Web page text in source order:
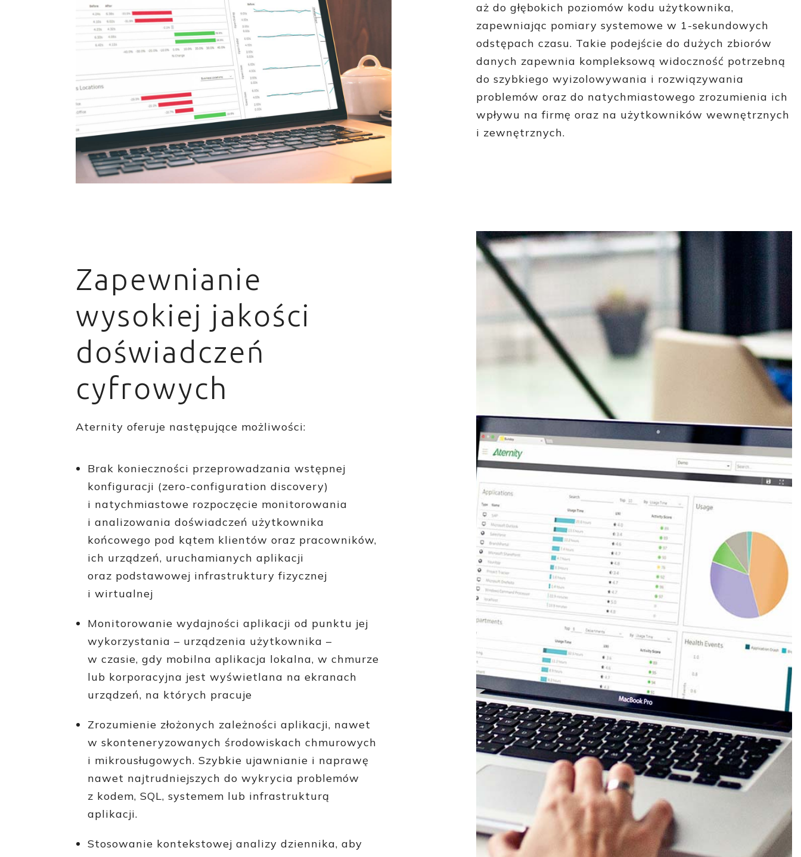
aż do głębokich poziomów kodu użytkownika,
zapewniając pomiary systemowe w 1-sekundowych
odstępach czasu. Takie podejście do dużych zbiorów
danych zapewnia kompleksową widoczność potrzebną
do szybkiego wyizolowywania i rozwiązywania
problemów oraz do natychmiastowego zrozumienia ich
wpływu na firmę oraz na użytkowników wewnętrznych
i zewnętrznych.
Zapewnianie
wysokiej jakości
doświadczeń
cyfrowych
Aternity oferuje następujące możliwości:
Brak konieczności przeprowadzania wstępnej
konfiguracji (zero-configuration discovery)
i natychmiastowe rozpoczęcie monitorowania
i analizowania doświadczeń użytkownika
końcowego pod kątem klientów oraz pracowników,
ich urządzeń, uruchamianych aplikacji
oraz podstawowej infrastruktury fizycznej
i wirtualnej
Monitorowanie wydajności aplikacji od punktu jej
wykorzystania – urządzenia użytkownika –
w czasie, gdy mobilna aplikacja lokalna, w chmurze
lub korporacyjna jest wyświetlana na ekranach
urządzeń, na których pracuje
Zrozumienie złożonych zależności aplikacji, nawet
w skonteneryzowanych środowiskach chmurowych
i mikrousługowych. Szybkie ujawnianie i naprawę
nawet najtrudniejszych do wykrycia problemów
z kodem, SQL, systemem lub infrastrukturą
aplikacji.
Stosowanie kontekstowej analizy dziennika, aby